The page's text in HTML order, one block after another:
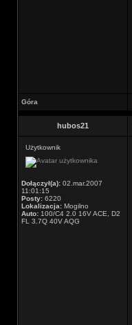
Góra
hubos21
Użytkownik
Dołączył(a): 02.mar.2007
11:01:15
Posty: 6220
Lokalizacja: Mogilno
Auto: 100/C4 2.0 16V ACE, D2
FL 3.7Q 40V AQG